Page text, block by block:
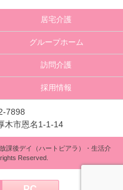
居宅介護
グループホーム
訪問介護
採用情報
7898
木市恩名1-1-14
課後デイ（ハートピアラ）・生活介
Reserved.